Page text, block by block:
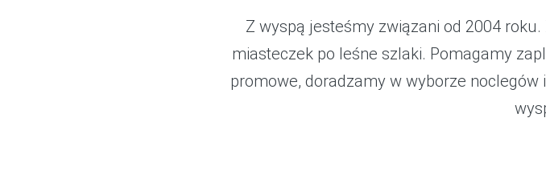
Z wyspą jesteśmy związani od 2004
miasteczek po leśne szlaki. Pomagamy
promowe, doradzamy w wyborze